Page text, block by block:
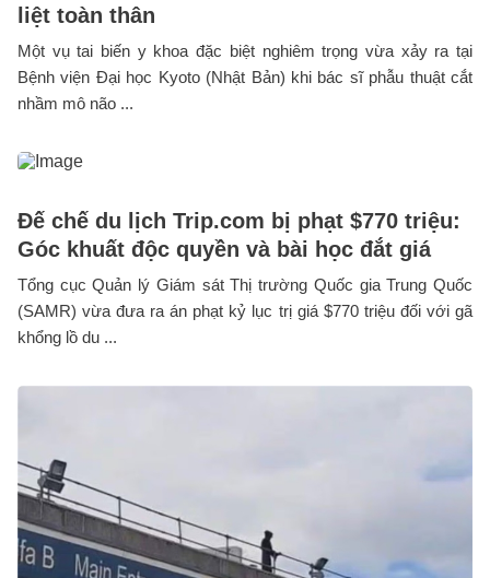
liệt toàn thân
Một vụ tai biến y khoa đặc biệt nghiêm trọng vừa xảy ra tại
Bệnh viện Đại học Kyoto (Nhật Bản) khi bác sĩ phẫu thuật cắt
nhầm mô não ...
Đế chế du lịch Trip.com bị phạt $770 triệu:
Góc khuất độc quyền và bài học đắt giá
Tổng cục Quản lý Giám sát Thị trường Quốc gia Trung Quốc
(SAMR) vừa đưa ra án phạt kỷ lục trị giá $770 triệu đối với gã
khổng lồ du ...